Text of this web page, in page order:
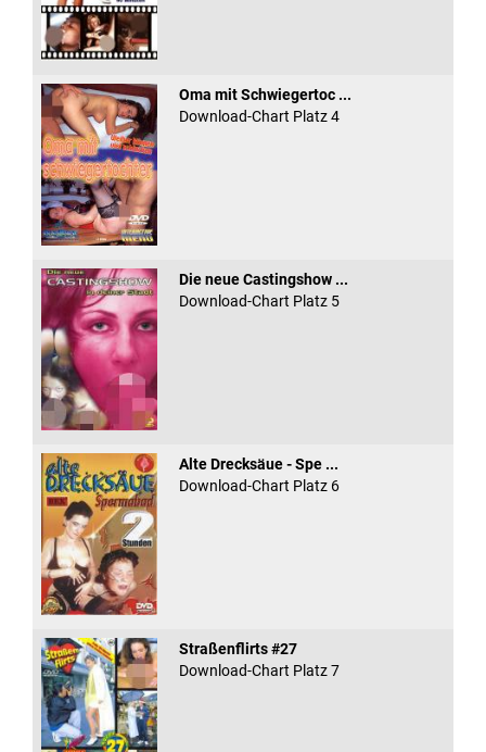
Oma mit Schwiegertoc ...
Download-Chart Platz 4
Die neue Castingshow ...
Download-Chart Platz 5
Alte Drecksäue - Spe ...
Download-Chart Platz 6
Straßenflirts #27
Download-Chart Platz 7